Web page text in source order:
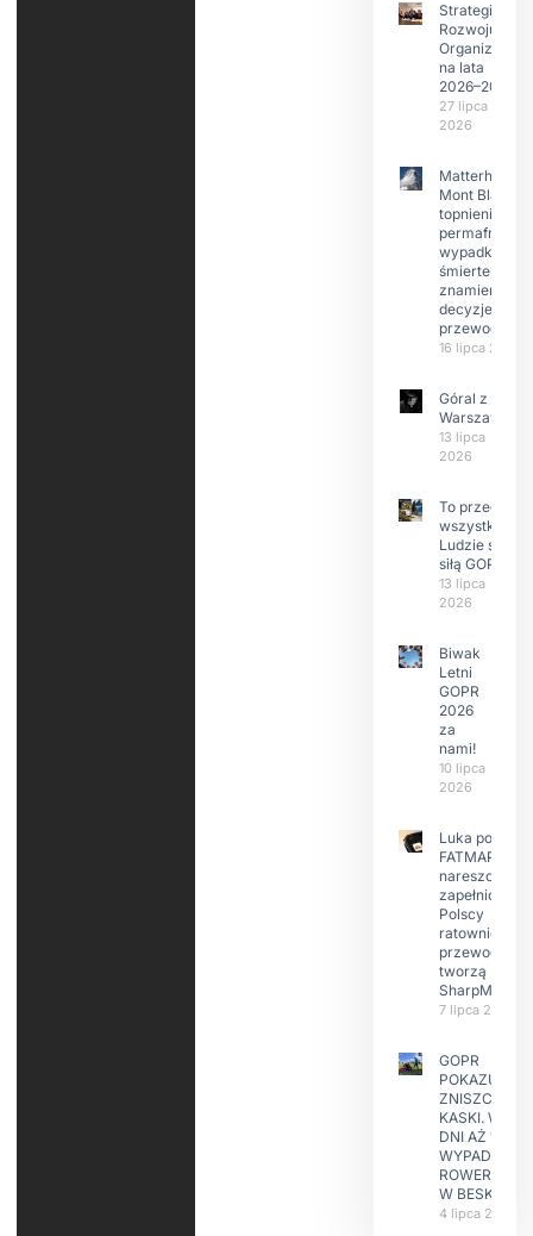
Strategia
Rozwoju
Organizacji
na lata
2026–2029
27 lipca
2026
Matterhorn i
Mont Blanc:
topnienie
permafrost,
wypadki
śmiertelne,
znamienne
decyzje
16 lipca 2026
Góral z
Warszawy.
13 lipca
2026
To przede
wszystkim
Ludzie są
siłą GOPR
13 lipca
2026
Biwak
Letni
GOPR
2026
za
nami!
10 lipca
2026
Luka po
FATMAP-ie
nareszcie
zapełniona?
Polscy
ratownicy i
przewodnicy
tworzą
SharpMap
7 lipca 2026
GOPR
POKAZUJE
ZNISZCZONE
KASKI. W
DNI AŻ 15
WYPADKÓW
W
4 lipca 2026